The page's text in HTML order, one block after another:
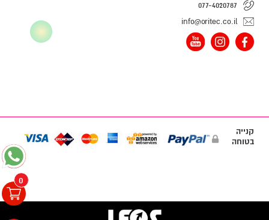
077-4020787
info@oritec.co.il
קנייה
בטוחה
0